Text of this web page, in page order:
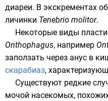
диареи. В экскрементах
личинки Tenebrio molitor.
Некоторые виды
Onthophagus, например
заползать через анус в
скарабиаз,
Существуют редкие
мочой насекомых,